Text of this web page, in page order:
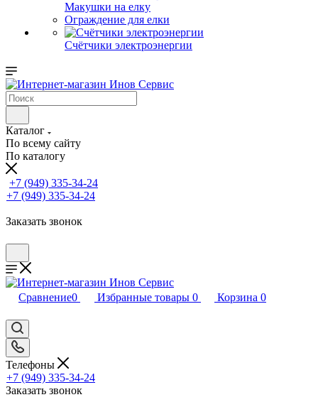
Макушки на елку
Ограждение для елки
Счётчики электроэнергии
Каталог
По всему сайту
По каталогу
+7 (949) 335-34-24
+7 (949) 335-34-24
Заказать звонок
Сравнение0 Избранные товары 0 Корзина 0
Телефоны
+7 (949) 335-34-24
Заказать звонок